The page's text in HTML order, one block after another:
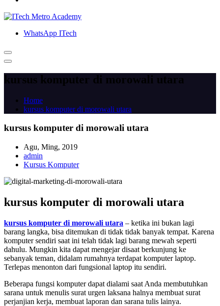
WhatsApp ITech
kursus komputer di morowali utara
Home
kursus komputer di morowali utara
kursus komputer di morowali utara
Agu, Ming, 2019
admin
Kursus Komputer
kursus komputer di morowali utara
kursus komputer di morowali utara – ketika ini bukan lagi
barang langka, bisa ditemukan di tidak tidak banyak tempat. Karena
komputer sendiri saat ini telah tidak lagi barang mewah seperti
dahulu. Mungkin kita dapat mengejar disaat berkunjung ke
sebanyak teman, didalam rumahnya terdapat komputer laptop.
Terlepas menonton dari fungsional laptop itu sendiri.
Beberapa fungsi komputer dapat dialami saat Anda membutuhkan
sarana untuk menulis surat urgen laksana halnya membuat surat
perjanjian kerja, membuat laporan dan sarana tulis lainya.